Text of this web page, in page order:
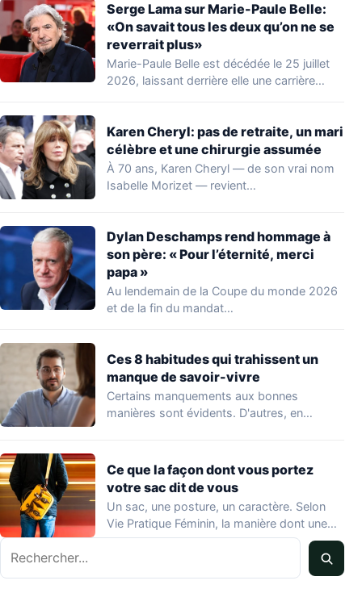
Serge Lama sur Marie-Paule Belle:
«On savait tous les deux qu’on ne se
reverrait plus»
Marie-Paule Belle est décédée le 25 juillet
2026, laissant derrière elle une carrière
Karen Cheryl: pas de retraite, un mari
célèbre et une chirurgie assumée
À 70 ans, Karen Cheryl — de son vrai nom
Isabelle Morizet — revient…
Dylan Deschamps rend hommage à
son père: « Pour l’éternité, merci
papa »
Au lendemain de la Coupe du monde 2026
et de la fin du mandat…
Ces 8 habitudes qui trahissent un
manque de savoir-vivre
Certains manquements aux bonnes
manières sont évidents. D'autres, en
Ce que la façon dont vous portez
votre sac dit de vous
Un sac, une posture, un caractère. Selon
Vie Pratique Féminin, la manière dont une…